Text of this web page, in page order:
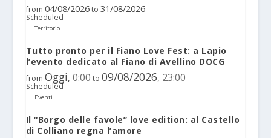
from 04/08/2026 to 31/08/2026
Scheduled
Territorio
Tutto pronto per il Fiano Love Fest: a Lapio
l’evento dedicato al Fiano di Avellino DOCG
from Oggi, 0:00 to 09/08/2026, 23:00
Scheduled
Eventi
Il “Borgo delle favole” love edition: al Castello
di Colliano regna l’amore